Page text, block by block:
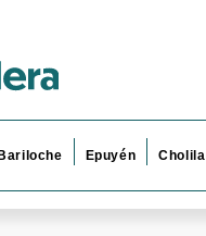
Bariloche Epuyén Cholila